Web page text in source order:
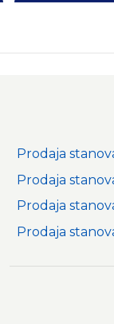
Prodaja
Prodaja
Prodaja
Prodaja